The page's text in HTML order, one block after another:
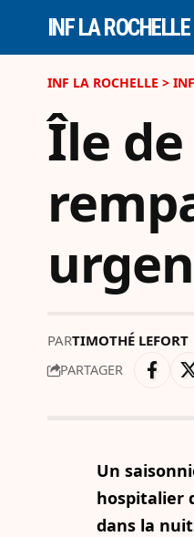
INF LA ROCHELLE
INF LA ROCHELLE >
Île
PARTIMOTHÉ
PARTAGER
Un
hospitalier
dans la